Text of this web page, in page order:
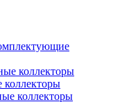
коллекторы
коллекторы
коллекторы